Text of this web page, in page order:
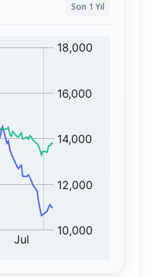
Son 1 Yıl